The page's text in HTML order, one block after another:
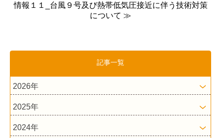
情報１１_台風９号及び熱帯低気圧接近に伴う技術対策
について ≫
記事一覧
2026年
2025年
2024年